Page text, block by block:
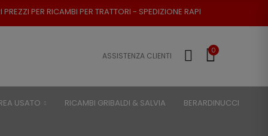
PER TRATTORI - SPEDIZIONE RAPIDA - RESO POSSIBILE
ASSISTENZA CLIENTI
0
USATO RICAMBI GRIBALDI & SALVIA BERARDINUCCI